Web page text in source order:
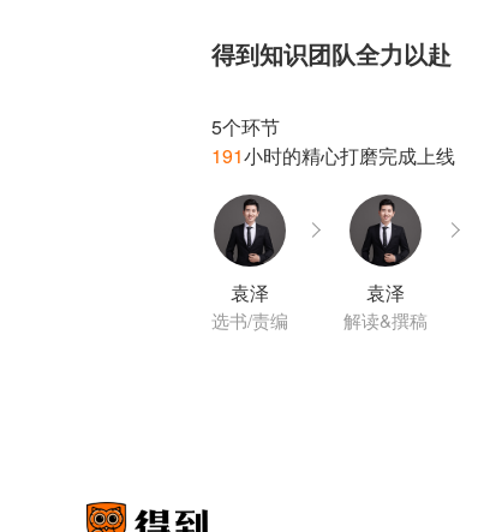
得到知识团队全力以赴
5个环节
191
小时的精心打磨完成上线
袁泽
选书/责编
袁泽
解读&撰稿